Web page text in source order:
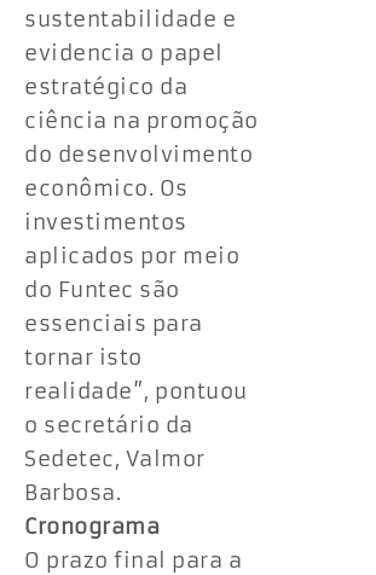
sustentabilidade e
evidencia o papel
estratégico da
ciência na promoção
do desenvolvimento
econômico. Os
investimentos
aplicados por meio
do Funtec são
essenciais para
tornar isto
realidade”, pontuou
o secretário da
Sedetec, Valmor
Barbosa.
Cronograma
O prazo final para a